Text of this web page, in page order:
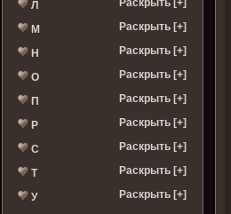
Л
М Раскрыть [+]
Н Раскрыть [+]
О Раскрыть [+]
П Раскрыть [+]
Р Раскрыть [+]
С Раскрыть [+]
Т Раскрыть [+]
У Раскрыть [+]